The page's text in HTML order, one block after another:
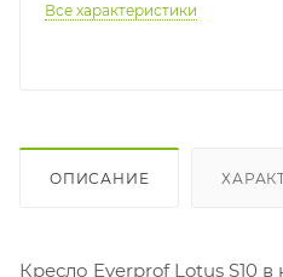
Все характеристики
ОПИСАНИЕ
Кресло Everprof Lotus S10